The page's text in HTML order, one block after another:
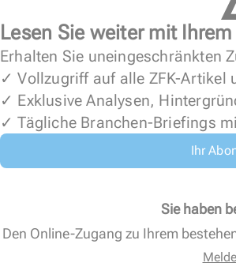
Lesen Sie weiter mit
Erhalten Sie uneingeschränkten
✓ Vollzugriff auf alle ZFK-Artikel
✓ Exklusive Analysen,
✓ Tägliche Branchen-Briefings
Ihr
Sie haben
Den Online-Zugang zu Ihrem